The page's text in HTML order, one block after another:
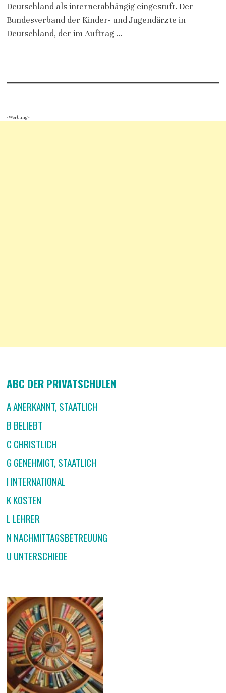
Deutschland als internetabhängig eingestuft. Der
Bundesverband der Kinder- und Jugendärzte in
Deutschland, der im Auftrag …
- Werbung -
ABC DER PRIVATSCHULEN
A ANERKANNT, STAATLICH
B BELIEBT
C CHRISTLICH
G GENEHMIGT, STAATLICH
I INTERNATIONAL
K KOSTEN
L LEHRER
N NACHMITTAGSBETREUUNG
U UNTERSCHIEDE